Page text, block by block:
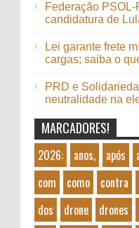
Federação
candidatura de
Lei garante frete
cargas; saiba o
PRD e
neutralidade na
MARCADORES!
2026: anos, após
com
como contra
dos
drone drones